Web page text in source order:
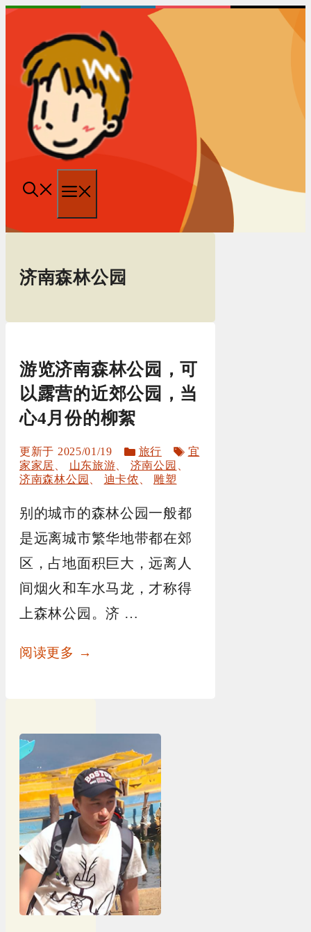
跳
单
济南森林公园
游览济南森林公园，可
以露营的近郊公园，当
心4月份的柳絮
2025/01/19
分
类
旅行
标
宜
家家居
山东旅游 济南公园
济南森林公园
迪卡侬 雕塑
别的城市的森林公园一般都
是远离城市繁华地带都在郊
区，占地面积巨大，远离人
间烟火和车水马龙，才称得
上森林公园。济 …
阅读更多 →